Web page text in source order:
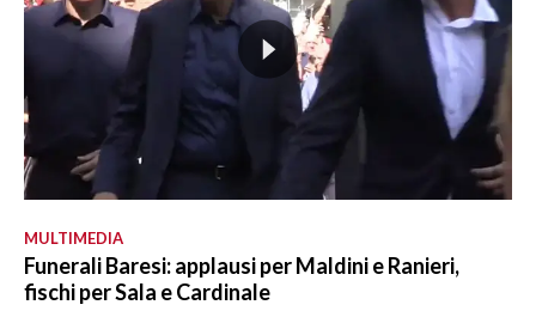
MULTIMEDIA
Funerali Baresi: applausi per Maldini e Ranieri,
fischi per Sala e Cardinale